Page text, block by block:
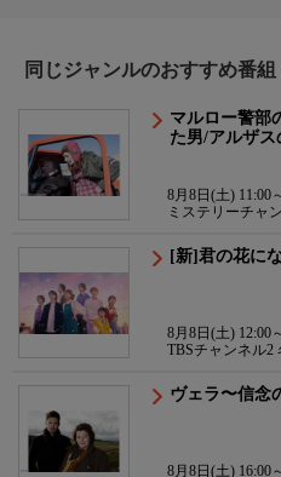
同じジャンルのおすすめ番組
マルロー警部
た男/アルザ
8月8日(土) 11:00
ミステリーチャ
[新]君の花に
8月8日(土) 12:00
TBSチャンネル2
ヴェラ〜信念
8月8日(土) 16:00